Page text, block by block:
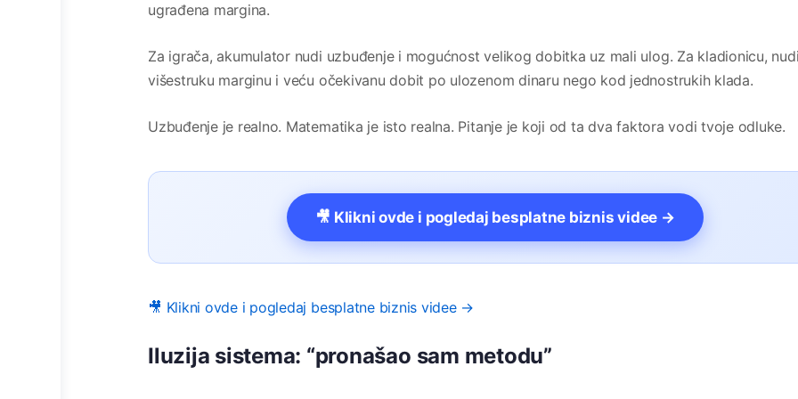
ugrađena margina.
Za igrača, akumulator nudi uzbuđenje i mogućnost velikog dobitka uz mali ulog. Za kladionicu,
višestruku marginu i veću očekivanu dobit po ulozenom dinaru nego kod jednostrukih klada.
Uzbuđenje je realno. Matematika je isto realna. Pitanje je koji od ta dva faktora vodi tvoje odluke.
🎥 Klikni ovde i pogledaj besplatne biznis videe →
🎥 Klikni ovde i pogledaj besplatne biznis videe →
Iluzija sistema: “pronašao sam metodu”